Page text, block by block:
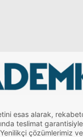
esas alarak,
teslimat garantisiyle
çözümlerimiz ve